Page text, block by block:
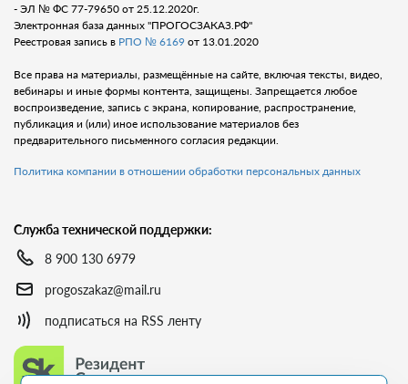
- ЭЛ № ФС 77-79650 от 25.12.2020г.
Электронная база данных "ПРОГОСЗАКАЗ.РФ"
Реестровая запись в РПО № 6169 от 13.01.2020
Все права на материалы, размещённые на сайте, включая тексты, видео,
вебинары и иные формы контента, защищены. Запрещается любое
воспроизведение, запись с экрана, копирование, распространение,
публикация и (или) иное использование материалов без
предварительного письменного согласия редакции.
Политика компании в отношении обработки персональных данных
Служба технической поддержки:
8 900 130 6979
progoszakaz@mail.ru
подписаться на RSS ленту